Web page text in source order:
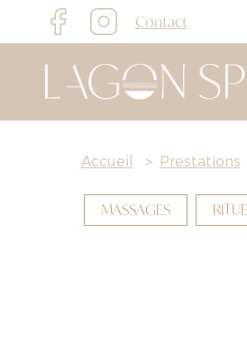
Contact
Accueil > Prestations
MASSAGES